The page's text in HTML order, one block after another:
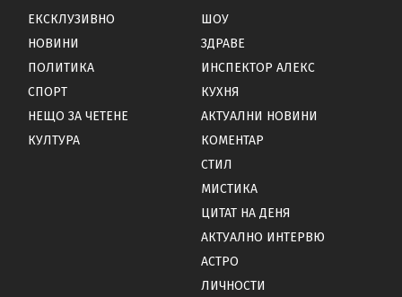
ЕКСКЛУЗИВНО
НОВИНИ
ПОЛИТИКА
СПОРТ
НЕЩО ЗА ЧЕТЕНЕ
КУЛТУРА
ШОУ
ЗДРАВЕ
ИНСПЕКТОР АЛЕКС
КУХНЯ
АКТУАЛНИ НОВИНИ
КОМЕНТАР
СТИЛ
МИСТИКА
ЦИТАТ НА ДЕНЯ
АКТУАЛНО ИНТЕРВЮ
АСТРО
ЛИЧНОСТИ